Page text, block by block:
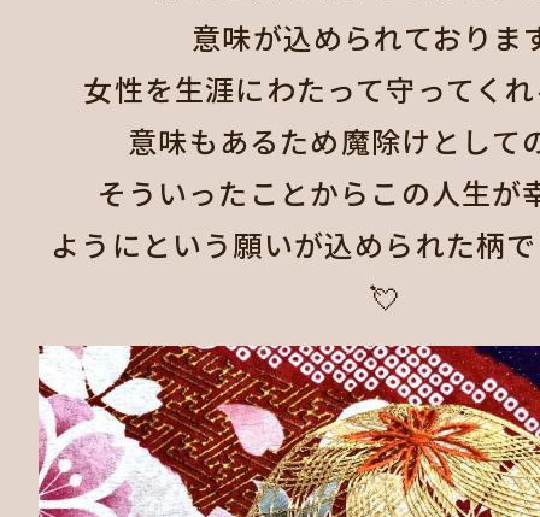
意味が込められておりま
女性を生涯にわたって守ってく
意味もあるため魔除けとして
そういったことからこの人生が
ようにという願いが込められた柄
💘